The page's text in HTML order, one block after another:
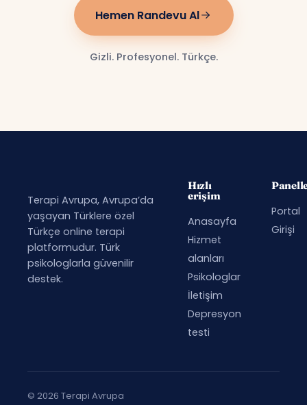
Hemen Randevu Al
Gizli. Profesyonel. Türkçe.
Terapi Avrupa, Avrupa’da
yaşayan Türklere özel
Türkçe online terapi
platformudur. Türk
psikologlarla güvenilir
destek.
Hızlı
erişim
Anasayfa
Hizmet
alanları
Psikologlar
İletişim
Depresyon
testi
Portal
Girişi
© 2026 Terapi Avrupa